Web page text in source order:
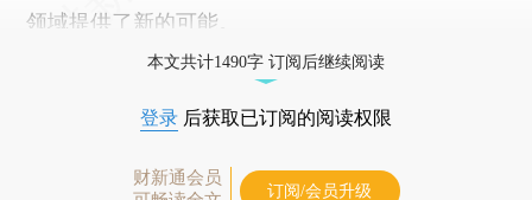
领域提供了新的可能。
本文共计1490字 订阅后继续阅读
登录 后获取已订阅的阅读权限
财新通会员
订阅/会员升级